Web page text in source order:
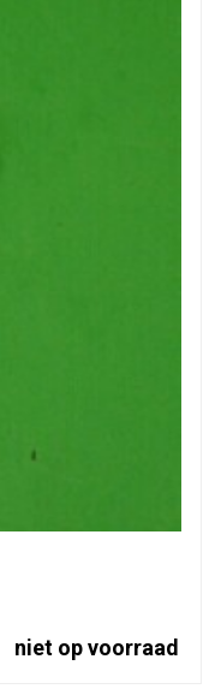
niet op voorraad